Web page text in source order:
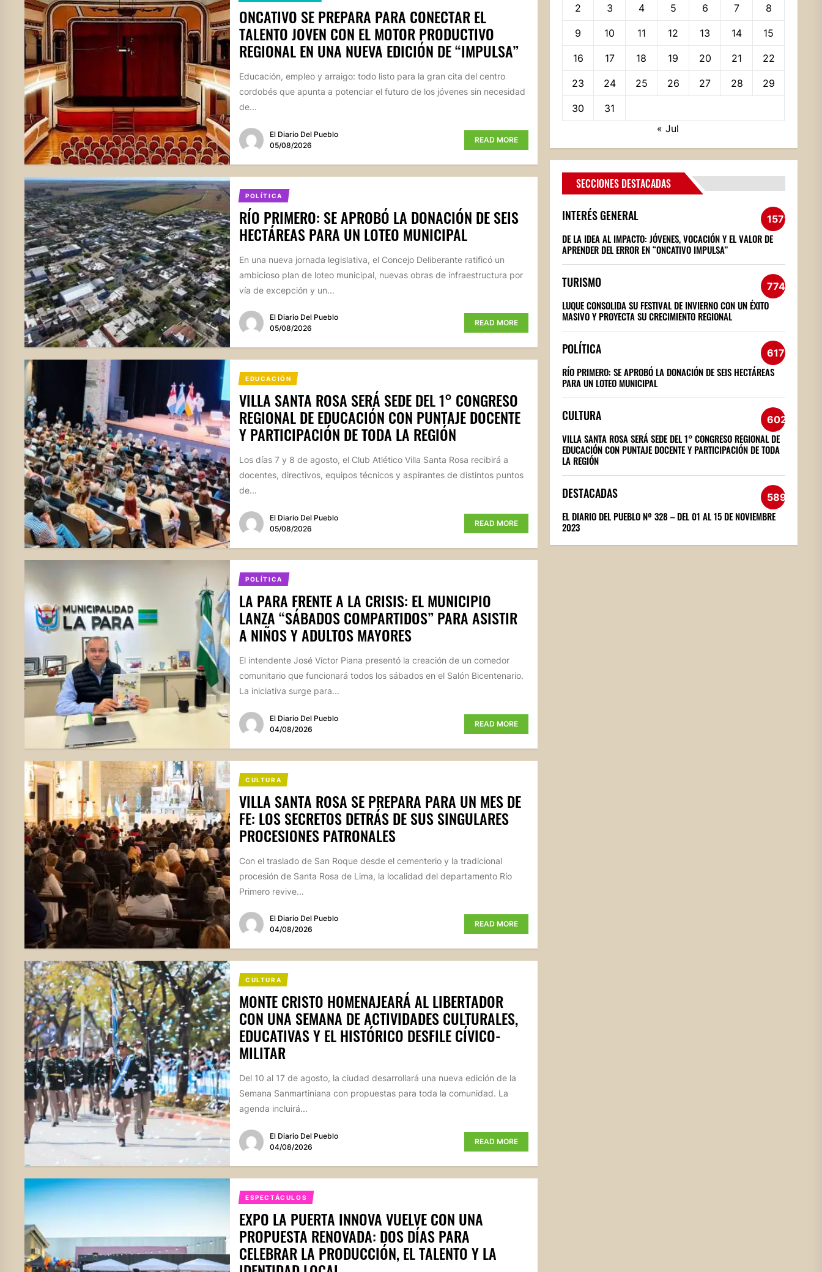
ONCATIVO SE PREPARA PARA CONECTAR EL
TALENTO JOVEN CON EL MOTOR PRODUCTIVO
REGIONAL EN UNA NUEVA EDICIÓN DE “IMPULSA”
Educación, empleo y arraigo: todo listo para la gran cita del centro
cordobés que apunta a potenciar el futuro de los jóvenes sin necesidad
de...
El Diario Del Pueblo
05/08/2026
READ MORE
POLÍTICA
RÍO PRIMERO: SE APROBÓ LA DONACIÓN DE SEIS
HECTÁREAS PARA UN LOTEO MUNICIPAL
En una nueva jornada legislativa, el Concejo Deliberante ratificó un
ambicioso plan de loteo municipal, nuevas obras de infraestructura por
vía de excepción y un...
El Diario Del Pueblo
05/08/2026
READ MORE
EDUCACIÓN
VILLA SANTA ROSA SERÁ SEDE DEL 1° CONGRESO
REGIONAL DE EDUCACIÓN CON PUNTAJE DOCENTE
Y PARTICIPACIÓN DE TODA LA REGIÓN
Los días 7 y 8 de agosto, el Club Atlético Villa Santa Rosa recibirá a
docentes, directivos, equipos técnicos y aspirantes de distintos puntos
de...
El Diario Del Pueblo
05/08/2026
READ MORE
POLÍTICA
LA PARA FRENTE A LA CRISIS: EL MUNICIPIO
LANZA “SÁBADOS COMPARTIDOS” PARA ASISTIR
A NIÑOS Y ADULTOS MAYORES
El intendente José Víctor Piana presentó la creación de un comedor
comunitario que funcionará todos los sábados en el Salón Bicentenario.
La iniciativa surge para...
El Diario Del Pueblo
04/08/2026
READ MORE
CULTURA
VILLA SANTA ROSA SE PREPARA PARA UN MES DE
FE: LOS SECRETOS DETRÁS DE SUS SINGULARES
PROCESIONES PATRONALES
Con el traslado de San Roque desde el cementerio y la tradicional
procesión de Santa Rosa de Lima, la localidad del departamento Río
Primero revive...
El Diario Del Pueblo
04/08/2026
READ MORE
CULTURA
MONTE CRISTO HOMENAJEARÁ AL LIBERTADOR
CON UNA SEMANA DE ACTIVIDADES CULTURALES,
EDUCATIVAS Y EL HISTÓRICO DESFILE CÍVICO-
MILITAR
Del 10 al 17 de agosto, la ciudad desarrollará una nueva edición de la
Semana Sanmartiniana con propuestas para toda la comunidad. La
agenda incluirá...
El Diario Del Pueblo
04/08/2026
READ MORE
ESPECTÁCULOS
EXPO LA PUERTA INNOVA VUELVE CON UNA
PROPUESTA RENOVADA: DOS DÍAS PARA
CELEBRAR LA PRODUCCIÓN, EL TALENTO Y LA
2 3 4 5 6 7 8
9 10 11 12 13 14 15
16 17 18 19 20 21 22
23 24 25 26 27 28 29
30
31
« Jul
SECCIONES DESTACADAS
INTERÉS GENERAL 1572
DE LA IDEA AL IMPACTO: JÓVENES, VOCACIÓN Y EL VALOR DE
APRENDER DEL ERROR EN “ONCATIVO IMPULSA”
TURISMO 774
LUQUE CONSOLIDA SU FESTIVAL DE INVIERNO CON UN ÉXITO
MASIVO Y PROYECTA SU CRECIMIENTO REGIONAL
POLÍTICA 617
RÍO PRIMERO: SE APROBÓ LA DONACIÓN DE SEIS HECTÁREAS
PARA UN LOTEO MUNICIPAL
CULTURA 602
VILLA SANTA ROSA SERÁ SEDE DEL 1° CONGRESO REGIONAL DE
EDUCACIÓN CON PUNTAJE DOCENTE Y PARTICIPACIÓN DE TODA
LA REGIÓN
DESTACADAS 589
EL DIARIO DEL PUEBLO Nº 328 – DEL 01 AL 15 DE NOVIEMBRE
2023